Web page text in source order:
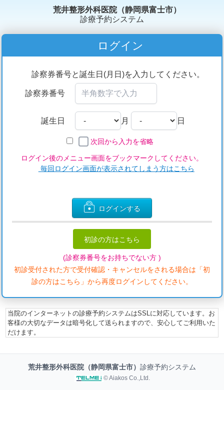
荒井整形外科医院（静岡県富士市）
診療予約システム
ログイン
診察券番号と誕生日(月日)を入力してください。
診察券番号
誕生日 月 日
次回から入力を省略
ログイン後のメニュー画面をブックマークしてください。
毎回ログイン画面が表示されてしまう方はこちら
ログインする
初診の方はこちら
(診察券番号をお持ちでない方 )
初診受付された方で受付確認・キャンセルをされる場合は「初
診の方はこちら」から再度ログインしてください。
当院のインターネットの診療予約システムはSSLに対応しています。お
客様の大切なデータは暗号化して送られますので、安心してご利用いた
だけます。
荒井整形外科医院（静岡県富士市） 診療予約システム
© Aiakos Co.,Ltd.